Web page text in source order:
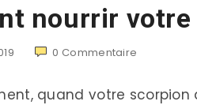
nourrir
0 Commentaire
quand votre